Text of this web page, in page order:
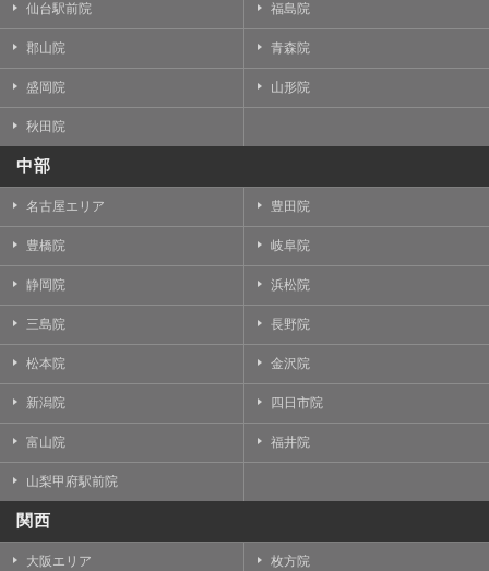
仙台駅前院 福島院
郡山院 青森院
盛岡院 山形院
秋田院
中部
名古屋エリア 豊田院
豊橋院 岐阜院
静岡院 浜松院
三島院 長野院
松本院 金沢院
新潟院 四日市院
富山院 福井院
山梨甲府駅前院
関西
大阪エリア 枚方院